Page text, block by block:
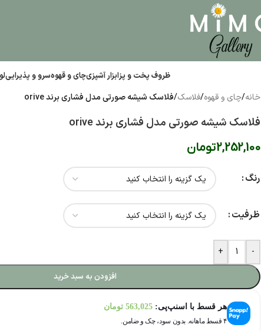
ظروف پخت و پزابزار آشپزیچای و قهوهسرو و پذیرایی
خانه/چای و قهوه/فلاسک/فلاسک شیشه صورتی مدل فشاری برند orive
فلاسک شیشه صورتی مدل فشاری برند orive
2,252,100تومان
رنگ
ظرفیت
-
+
افزودن به سبد خرید
هر قسط با اسنپ‌پی: 563,025 تومان
۴ قسط ماهانه. بدون سود، چک و ضامن.